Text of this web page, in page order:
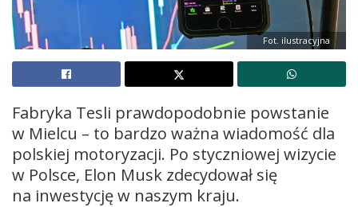
Fot. ilustracyjna
Fabryka Tesli prawdopodobnie powstanie
w Mielcu – to bardzo ważna wiadomość dla
polskiej motoryzacji. Po styczniowej wizycie
w Polsce, Elon Musk zdecydował się
na inwestycję w naszym kraju.